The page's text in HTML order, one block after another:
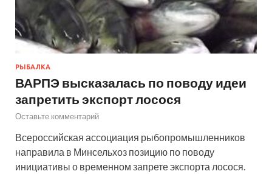
РЫБАЛКА
ВАРПЭ высказалась по поводу идеи
запретить экспорт лосося
Оставьте комментарий
Всероссийская ассоциация рыбопромышленников
направила в Минсельхоз позицию по поводу
инициативы о временном запрете экспорта лосося.